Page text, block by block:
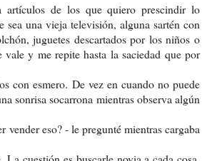
artículos de los que quiero prescindir lo
una vieja televisión, alguna sartén con
juguetes descartados por los niños o
y me repite hasta la saciedad que por
con esmero. De vez en cuando no puede
sonrisa socarrona mientras observa algún
vender eso? - le pregunté mientras cargaba